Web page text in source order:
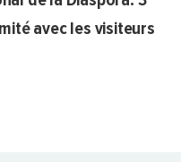
avec les visiteurs